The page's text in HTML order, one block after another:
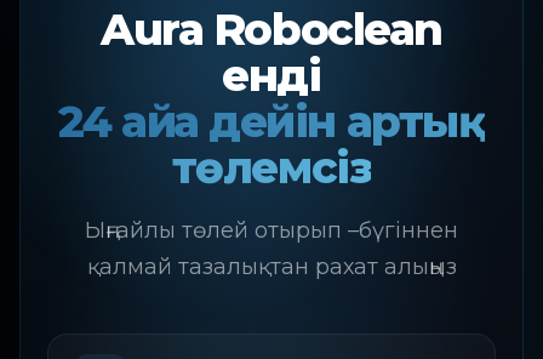
Aura Roboclean
енді
24 айға дейін артық
төлемсіз
Ыңғайлы төлей отырып –бүгіннен
қалмай тазалықтан рахат алыңыз